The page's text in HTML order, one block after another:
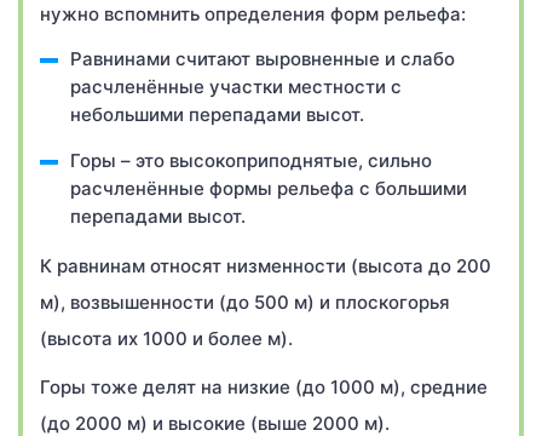
нужно вспомнить определения форм рельефа:
Равнинами считают выровненные и слабо
расчленённые участки местности с
небольшими перепадами высот.
Горы – это высокоприподнятые, сильно
расчленённые формы рельефа с большими
перепадами высот.
К равнинам относят низменности (высота до 200
м), возвышенности (до 500 м) и плоскогорья
(высота их 1000 и более м).
Горы тоже делят на низкие (до 1000 м), средние
(до 2000 м) и высокие (выше 2000 м).